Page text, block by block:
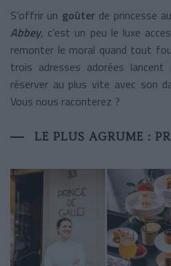
S’offrir un goûter de princesse
Abbey, c’est un peu le luxe
remonter le moral quand tout
trois adresses adorées lancent
réserver au plus vite avec son
Vous nous raconterez ?
LE PLUS AGRUME :